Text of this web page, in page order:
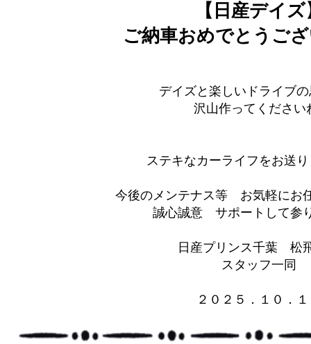
【日産デイズ
ご納車おめでとうご
デイズと楽しいドライブ
沢山作ってください
ステキなカーライフをお送
今後のメンテナス等 お気軽にお
誠心誠意 サポートして参
日産プリンス千葉 松
スタッフ一同
２０２５．１０．